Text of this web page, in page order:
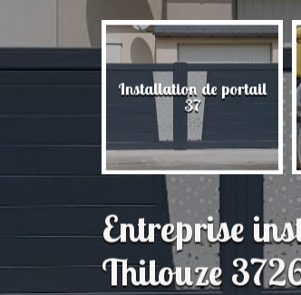
Installation de portail
37
Entreprise
Thilouze